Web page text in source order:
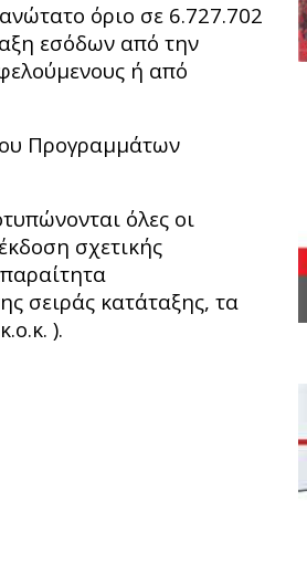
όριο σε 6.727.702
εσόδων από την
ή από
Προγραμμάτων
όλες οι
σχετικής
σειράς κατάταξης, τα
).